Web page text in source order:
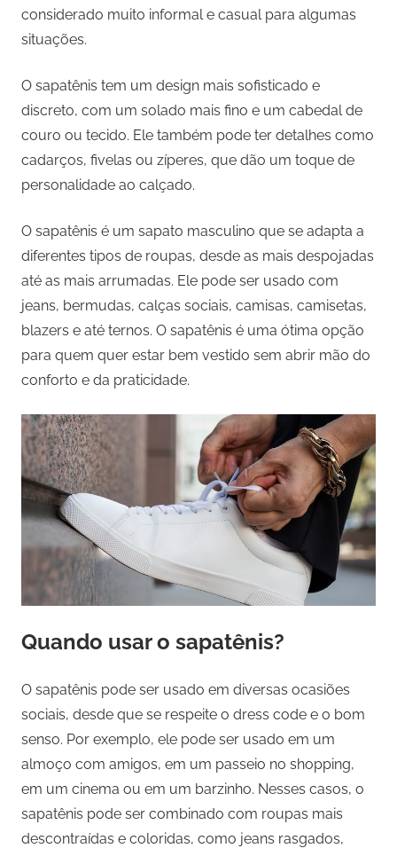
considerado muito informal e casual para algumas
situações.
O sapatênis tem um design mais sofisticado e
discreto, com um solado mais fino e um cabedal de
couro ou tecido. Ele também pode ter detalhes como
cadarços, fivelas ou zíperes, que dão um toque de
personalidade ao calçado.
O sapatênis é um sapato masculino que se adapta a
diferentes tipos de roupas, desde as mais despojadas
até as mais arrumadas. Ele pode ser usado com
jeans, bermudas, calças sociais, camisas, camisetas,
blazers e até ternos. O sapatênis é uma ótima opção
para quem quer estar bem vestido sem abrir mão do
conforto e da praticidade.
Quando usar o sapatênis?
O sapatênis pode ser usado em diversas ocasiões
sociais, desde que se respeite o dress code e o bom
senso. Por exemplo, ele pode ser usado em um
almoço com amigos, em um passeio no shopping,
em um cinema ou em um barzinho. Nesses casos, o
sapatênis pode ser combinado com roupas mais
descontraídas e coloridas, como jeans rasgados,